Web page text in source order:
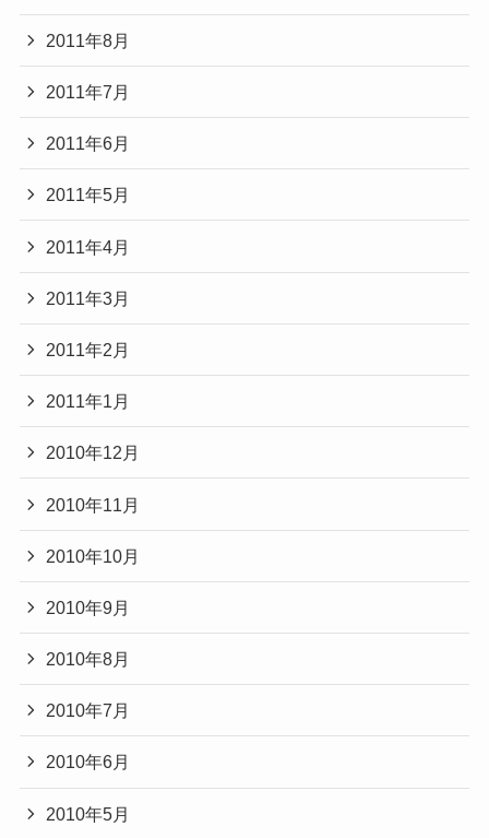
2011年8月
2011年7月
2011年6月
2011年5月
2011年4月
2011年3月
2011年2月
2011年1月
2010年12月
2010年11月
2010年10月
2010年9月
2010年8月
2010年7月
2010年6月
2010年5月